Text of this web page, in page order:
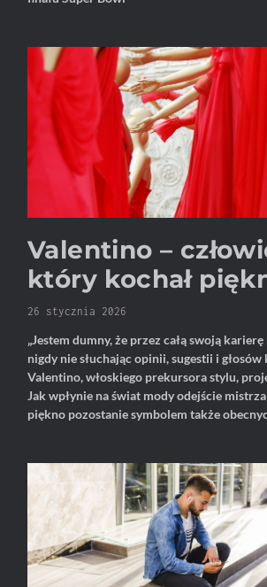
Valentino –
który kochał
26 stycznia 2026
„Jestem dumny, że przez całą swoją
nigdy nie słuchając opinii, sugestii i
Valentino, włoskiego prekursora stylu,
Jak wpłynie na świat mody odejście
piękno pozostanie symbolem także